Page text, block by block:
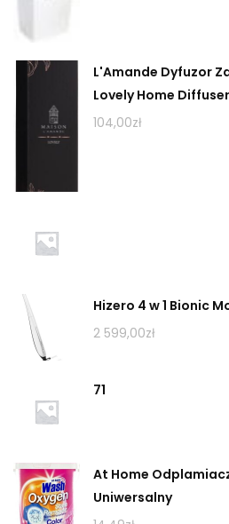
L'Amande Dyfuzor
Lovely Home
104,00zł
Hizero 4 w 1 Bionic
2 599,00zł
71
At Home
Uniwersalny